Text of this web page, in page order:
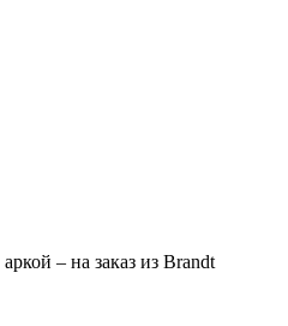
– на заказ из Brandt